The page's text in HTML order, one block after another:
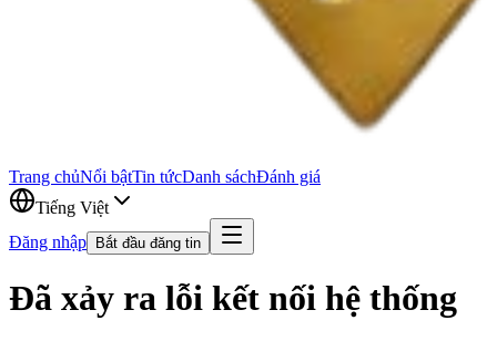
Trang chủNổi bậtTin tứcDanh sáchĐánh giá
Tiếng Việt
Đăng nhập
Bắt đầu đăng tin
Đã xảy ra lỗi kết nối hệ thống